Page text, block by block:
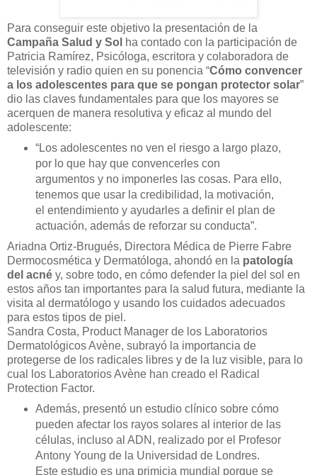
Para conseguir este objetivo la presentación de la
Campaña Salud y Sol
ha contado con la participación de
Patricia Ramírez, Psicóloga, escritora y colaboradora de
televisión y radio quien en su ponencia “Cómo convencer
a los adolescentes para que se pongan protector solar”
dio las claves fundamentales para que los mayores se
acerquen de manera resolutiva y eficaz al mundo del
adolescente:
“Los adolescentes no ven el riesgo a largo plazo,
por lo que hay que convencerles con
argumentos y no imponerles las cosas. Para ello,
tenemos que usar la credibilidad, la motivación,
el entendimiento y ayudarles a definir el plan de
actuación, además de reforzar su conducta”.
Ariadna Ortiz-Brugués, Directora Médica de Pierre Fabre
Dermocosmética y Dermatóloga, ahondó en la patología
del acné y, sobre todo, en cómo defender la piel del sol en
estos años tan importantes para la salud futura, mediante la
visita al dermatólogo y usando los cuidados adecuados
para estos tipos de piel.
Sandra Costa, Product Manager de los Laboratorios
Dermatológicos Avène, subrayó la importancia de
protegerse de los radicales libres y de la luz visible, para lo
cual los Laboratorios Avène han creado el Radical
Protection Factor.
Además, presentó un estudio clínico sobre cómo
pueden afectar los rayos solares al interior de las
células, incluso al ADN, realizado por el Profesor
Antony Young de la Universidad de Londres.
Este estudio es una primicia mundial porque se